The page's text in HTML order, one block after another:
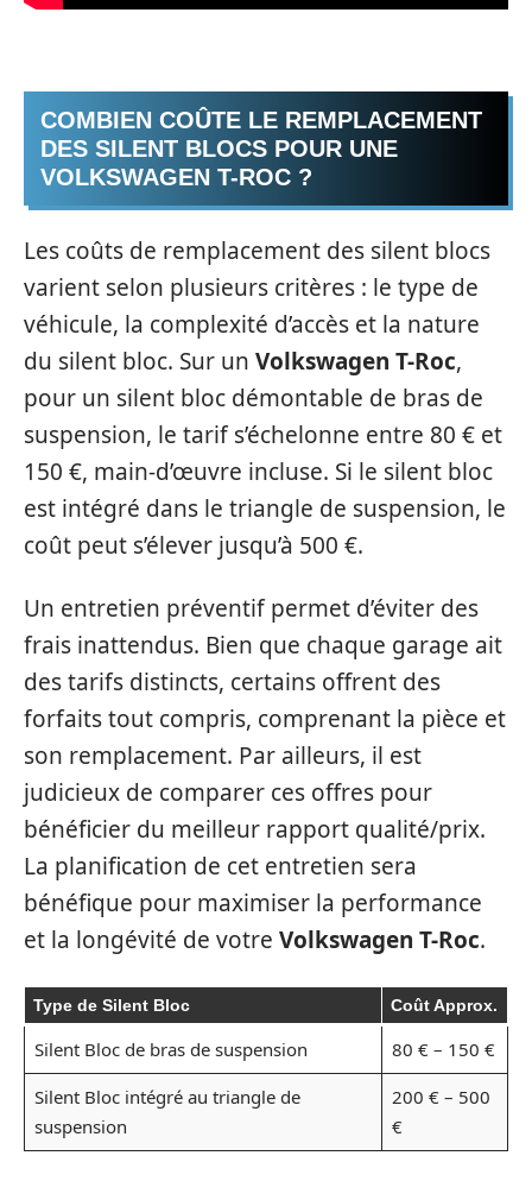
COMBIEN COÛTE LE REMPLACEMENT
DES SILENT BLOCS POUR UNE
VOLKSWAGEN T-ROC ?
Les coûts de remplacement des silent blocs
varient selon plusieurs critères : le type de
véhicule, la complexité d’accès et la nature
du silent bloc. Sur un Volkswagen T-Roc,
pour un silent bloc démontable de bras de
suspension, le tarif s’échelonne entre 80 € et
150 €, main-d’œuvre incluse. Si le silent bloc
est intégré dans le triangle de suspension, le
coût peut s’élever jusqu’à 500 €.
Un entretien préventif permet d’éviter des
frais inattendus. Bien que chaque garage ait
des tarifs distincts, certains offrent des
forfaits tout compris, comprenant la pièce et
son remplacement. Par ailleurs, il est
judicieux de comparer ces offres pour
bénéficier du meilleur rapport qualité/prix.
La planification de cet entretien sera
bénéfique pour maximiser la performance
et la longévité de votre Volkswagen T-Roc.
Type de Silent Bloc Coût Approx.
Silent Bloc de bras de suspension
80 € – 150 €
Silent Bloc intégré au triangle de
suspension
200 € – 500
€